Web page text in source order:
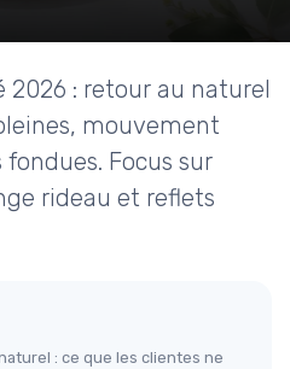
2026 : retour au naturel
mouvement
Focus sur
rideau et reflets
: ce que les clientes ne